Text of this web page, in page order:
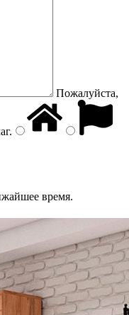
Пожалуйста,
.
время.